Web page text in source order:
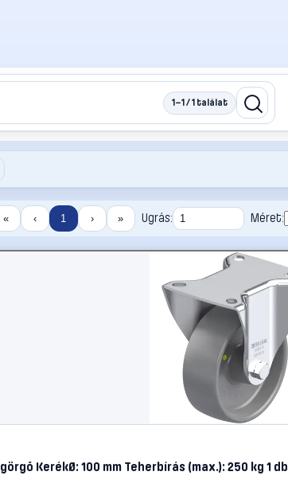
1–1 / 1 találat
« ‹ 1 › » Ugrás: Méret:
KerékØ: 100 mm Teherbírás (max.): 250 kg 1 db